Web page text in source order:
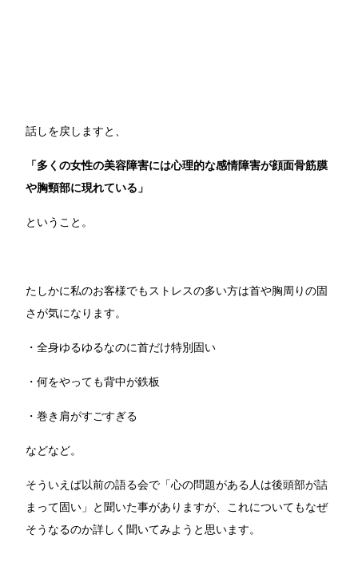
話しを戻しますと、
「多くの女性の美容障害には心理的な感情障害が顔面骨筋膜
や胸頸部に現れている」
ということ。
たしかに私のお客様でもストレスの多い方は首や胸周りの固
さが気になります。
・全身ゆるゆるなのに首だけ特別固い
・何をやっても背中が鉄板
・巻き肩がすごすぎる
などなど。
そういえば以前の語る会で「心の問題がある人は後頭部が詰
まって固い」と聞いた事がありますが、これについてもなぜ
そうなるのか詳しく聞いてみようと思います。